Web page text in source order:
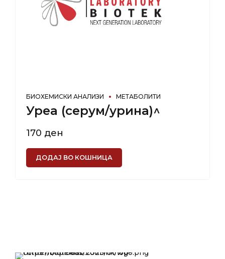
БИОХЕМИСКИ АНАЛИЗИ МЕТАБОЛИТИ
Уреа (серум/урина)^
170 ден
ДОДАЈ ВО КОШНИЦА